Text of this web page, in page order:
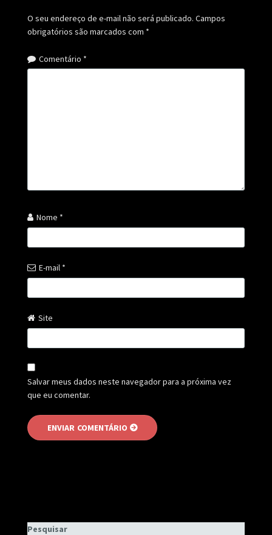
O seu endereço de e-mail não será publicado. Campos
obrigatórios são marcados com *
Comentário *
Nome *
E-mail *
Site
Salvar meus dados neste navegador para a próxima vez
que eu comentar.
Pesquisar